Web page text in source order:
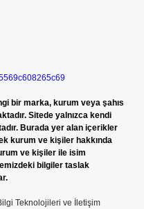
bir marka, kurum veya şahıs
Sitede yalnızca kendi
Burada yer alan içerikler
kurum ve kişiler hakkında
ve kişiler ile isim
bilgiler taslak
Teknolojileri ve İletişim